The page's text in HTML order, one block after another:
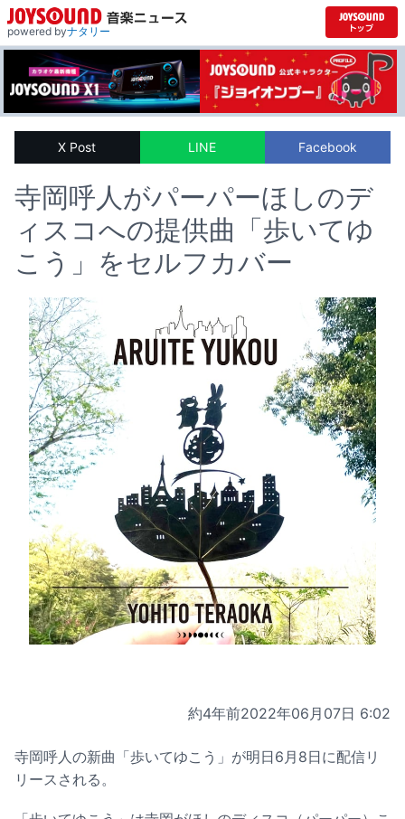
powered byナタリー
X Post LINE Facebook
寺岡呼人がパーパーほしのデ
ィスコへの提供曲「歩いてゆ
こう」をセルフカバー
約4年前2022年06月07日 6:02
寺岡呼人の新曲「歩いてゆこう」が明日6月8日に配信リ
リースされる。